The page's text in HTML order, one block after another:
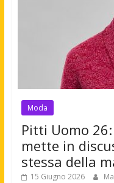
Moda
Pitti Uomo
mette in
stessa della
15 Giugno 2026